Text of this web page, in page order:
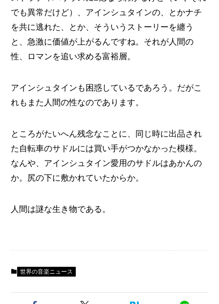
でも異常だけど）、アインシュタインの、とかナチ
を共に逃れた、とか、そういうストーリーを纏う
と、急激に価値が上がるんですね。それが人間の
性、ロマンを追い求める富裕層。
アインシュタインも困惑しているであろう。だがこ
れもまた人間の性なのであります。
ところがたいへん残念なことに、同じ時に出品され
た自転車のサドルには買い手がつかなかった模様。
なんや、アインシュタイン愛用のサドルはあかんの
か。尻の下に敷かれていたからか。
人間は謎な生き物である。
世界の音楽ニュース